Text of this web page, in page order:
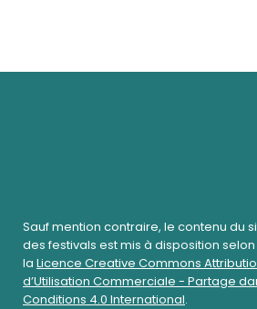
Sauf mention contraire, le contenu du
des festivals est mis à disposition
la Licence Creative Commons
d’Utilisation Commerciale - Partage
Conditions 4.0 International.